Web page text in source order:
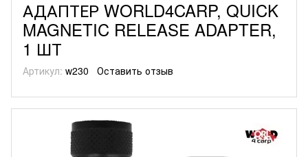
АДАПТЕР WORLD4CARP, QUICK
MAGNETIC RELEASE ADAPTER,
1 ШТ
Артикул: w230 Оставить отзыв